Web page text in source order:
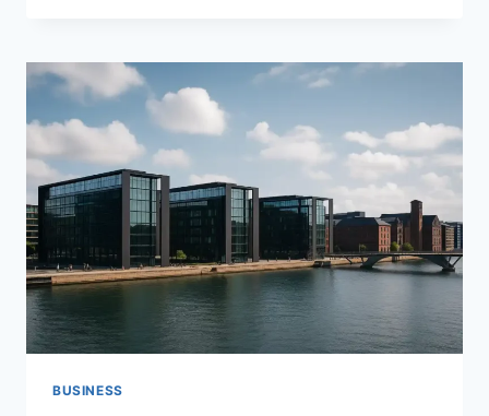
VÆKST,
SÅRBARHEDER
STRATEGISKE
MULIGHEDER
BUSINESS